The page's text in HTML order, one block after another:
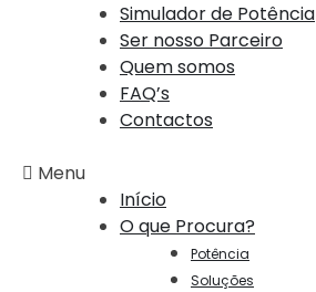
Simulador de Potência
Ser nosso Parceiro
Quem somos
FAQ’s
Contactos
Menu
Início
O que Procura?
Potência
Soluções